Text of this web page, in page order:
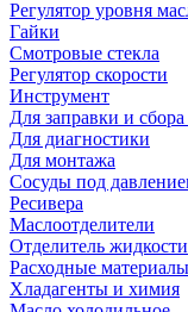
Регулятор уровня
Гайки
Смотровые стекла
Регулятор скорости
Инструмент
Для заправки и сбора
Для диагностики
Для монтажа
Сосуды под
Ресивера
Маслоотделители
Отделитель жидкости
Расходные материалы
Хладагенты и химия